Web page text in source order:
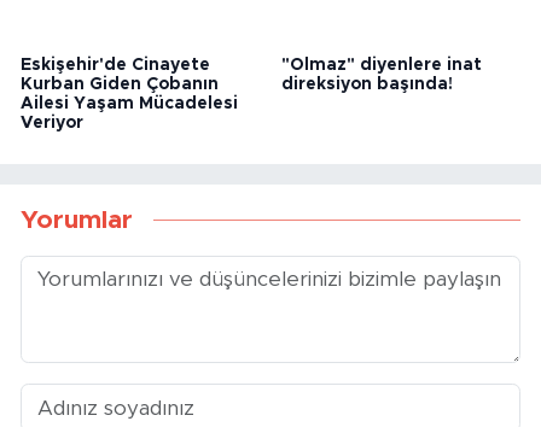
Eskişehir'de Cinayete
Kurban Giden Çobanın
Ailesi Yaşam Mücadelesi
Veriyor
"Olmaz" diyenlere inat
direksiyon başında!
Yorumlar